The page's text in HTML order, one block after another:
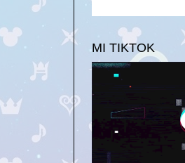
MI TIKTOK